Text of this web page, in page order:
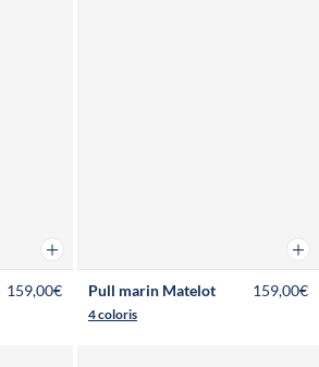
Ajouter au panier
159,00€ Pull marin Matelot
4 coloris
159,00€